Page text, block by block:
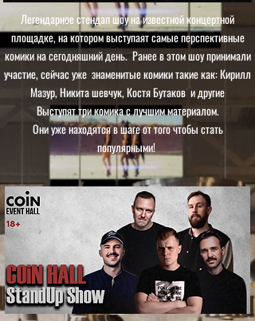
Легендарное стендап шоу на известной концертной
площадке, на котором выступаят самые перспективные
комики на сегодняшний день. Ранее в этом шоу принимали
участие, сейчас уже знаменитые комики такие как: Кирилл
Мазур, Никита шевчук, Костя Бутаков и другие
Выступят три комика с лучшим материалом.
Они уже находятся в шаге от того чтобы стать
популярными!